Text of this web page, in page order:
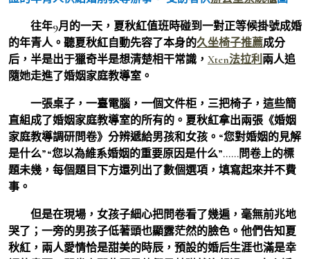
往年9月的一天，夏秋紅值班時碰到一對正等候掛號成婚
的年青人。聽夏秋紅自動先容了本身的久坐椅子推薦成分
后，半是出于獵奇半是想清楚相干常識， Xten法拉利 兩人追
隨她走進了婚姻家庭教導室。
一張桌子，一臺電腦，一個文件柜，三把椅子，這些簡
直組成了婚姻家庭教導室的所有的。夏秋紅拿出兩張《婚姻
家庭教導調研問卷》分辨遞給男孩和女孩。“您對婚姻的見解
是什么”“您以為維系婚姻的重要原因是什么”……問卷上的標
題未幾，每個題目下方還列出了數個選項，填寫起來并不費
事。
但是在現場，女孩子細心把問卷看了幾遍，毫無前兆地
哭了；一旁的男孩子低著頭也顯露茫然的臉色。他們告知夏
秋紅，兩人愛情恰是甜美的時辰，預設的婚后生涯也滿是幸